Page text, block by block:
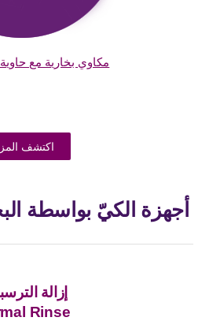
مكاوي بخارية مع
اكتشف
أجهزة الكيّ بواسطة
إزالة‭ ‬الترسبات‭ ‬
Rinse